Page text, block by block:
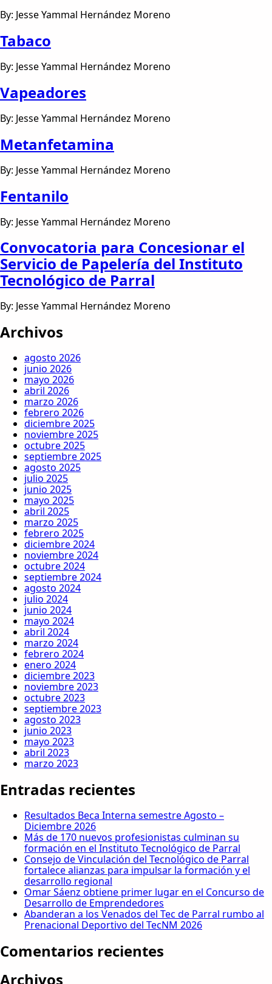
By: Jesse Yammal Hernández Moreno
Tabaco
By: Jesse Yammal Hernández Moreno
Vapeadores
By: Jesse Yammal Hernández Moreno
Metanfetamina
By: Jesse Yammal Hernández Moreno
Fentanilo
By: Jesse Yammal Hernández Moreno
Convocatoria para Concesionar el
Servicio de Papelería del Instituto
Tecnológico de Parral
By: Jesse Yammal Hernández Moreno
Archivos
agosto 2026
junio 2026
mayo 2026
abril 2026
marzo 2026
febrero 2026
diciembre 2025
noviembre 2025
octubre 2025
septiembre 2025
agosto 2025
julio 2025
junio 2025
mayo 2025
abril 2025
marzo 2025
febrero 2025
diciembre 2024
noviembre 2024
octubre 2024
septiembre 2024
agosto 2024
julio 2024
junio 2024
mayo 2024
abril 2024
marzo 2024
febrero 2024
enero 2024
diciembre 2023
noviembre 2023
octubre 2023
septiembre 2023
agosto 2023
junio 2023
mayo 2023
abril 2023
marzo 2023
Entradas recientes
Resultados Beca Interna semestre Agosto –
Diciembre 2026
Más de 170 nuevos profesionistas culminan su
formación en el Instituto Tecnológico de Parral
Consejo de Vinculación del Tecnológico de Parral
fortalece alianzas para impulsar la formación y el
desarrollo regional
Omar Sáenz obtiene primer lugar en el Concurso de
Desarrollo de Emprendedores
Abanderan a los Venados del Tec de Parral rumbo al
Prenacional Deportivo del TecNM 2026
Comentarios recientes
Archivos